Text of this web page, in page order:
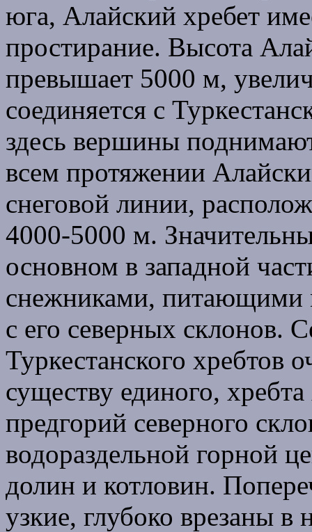
юга, Алайский хребет
простирание. Высота
превышает 5000 м,
соединяется с
здесь вершины
всем протяжении
снеговой линии,
4000-5000 м.
основном в западной
снежниками, питающими
с его северных склонов.
Туркестанского хребтов
существу единого,
предгорий северного
водораздельной горной
долин и котловин.
узкие, глубоко врезаны